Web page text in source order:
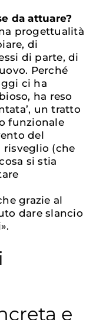
da attuare?
progettualità
di
di parte, di
Perché
ci ha
ha reso
un tratto
funzionale
del
(che
si stia
grazie al
dare slancio
e